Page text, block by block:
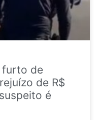
furto de
de R$
é